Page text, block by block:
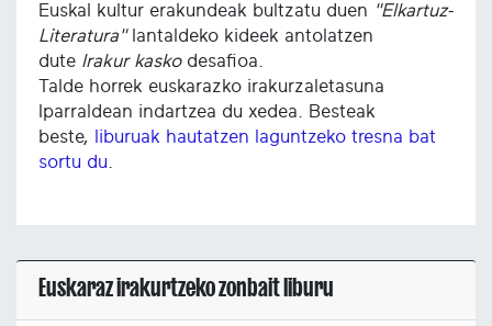
Euskal kultur erakundeak bultzatu duen "Elkartuz-
Literatura"lantaldeko kideek antolatzen
dute Irakur kaskodesafioa.
Talde horrek euskarazko irakurzaletasuna
Iparraldean indartzea du xedea. Besteak
beste,
liburuak hautatzen laguntzeko tresna bat
sortu du
Euskaraz irakurtzeko zonbait liburu